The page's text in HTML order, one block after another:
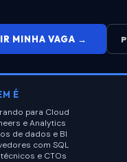
MINHA VAGA →
É
para Cloud
e Analytics
de dados e BI
com SQL
e CTOs